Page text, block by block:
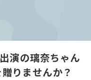
演の璃奈ちゃん
りませんか？